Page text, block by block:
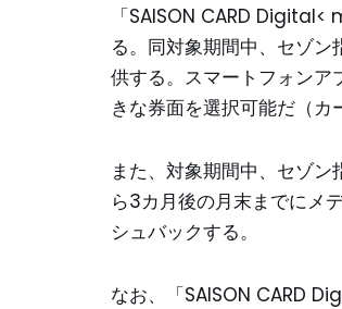
「SAISON CARD
る。同対象期間中、セゾン
供する。スマートフォン
きな券面を選択可能だ（
また、対象期間中、セゾ
ら3カ月後の月末までにメ
シュバックする。
なお、「SAISON CARD